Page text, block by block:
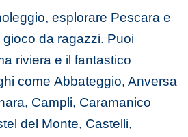
esplorare Pescara e
da ragazzi. Puoi
riviera e il fantastico
come Abbateggio, Anversa
Campli, Caramanico
del Monte, Castelli,